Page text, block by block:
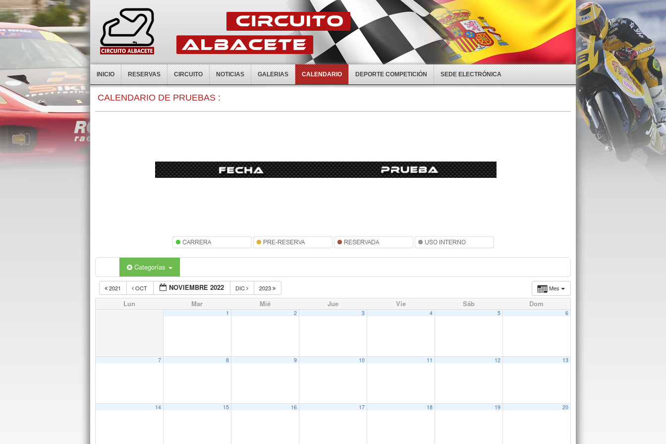
INICIO RESERVAS CIRCUITO NOTICIAS GALERIAS CALENDARIO DEPORTE COMPETICIÓN SEDE ELECTRÓNICA
CALENDARIO DE PRUEBAS :
Categorías
Mes
2021 OCT NOVIEMBRE 2022 DIC 2023
Lun Mar Mié Jue Vie Sáb Dom
1 2 3 4 5 6
7 8 9 10 11 12 13
14 15 16 17 18 19 20